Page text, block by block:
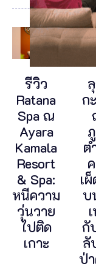
รีวิว
Ratana
Spa ณ
Ayara
Kamala
Resort
& Spa:
หนีความ
วุ่นวาย
ไปติด
เกาะ
ก
ต
เ
บ
กั
ลั
ป่